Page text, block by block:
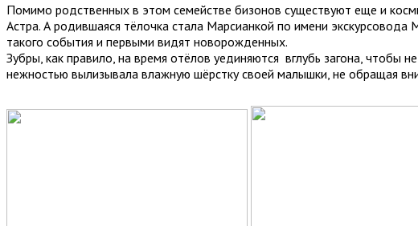
Помимо родственных в этом семействе бизонов существуют еще и
Астра. А родившаяся тёлочка стала Марсианкой по имени
такого события и первыми видят новорожденных.
Зубры, как правило, на время отёлов уединяются вглубь загона,
нежностью вылизывала влажную шёрстку своей малышки, не обращая